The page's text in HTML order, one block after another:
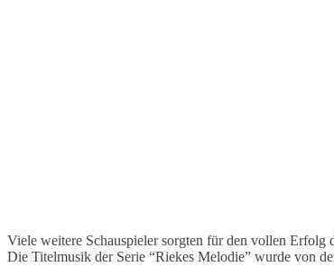
Viele weitere Schauspieler sorgten für den vollen
Die Titelmusik der Serie “Riekes Melodie” wurde von